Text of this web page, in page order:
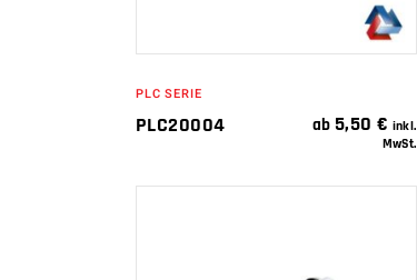
PLC SERIE
PLC20004 ab 5,50 € inkl.
MwSt.